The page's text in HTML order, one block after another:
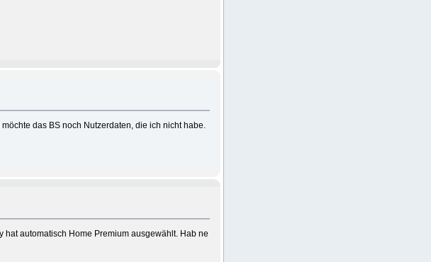
das BS noch Nutzerdaten, die ich nicht habe.
automatisch Home Premium ausgewählt. Hab ne